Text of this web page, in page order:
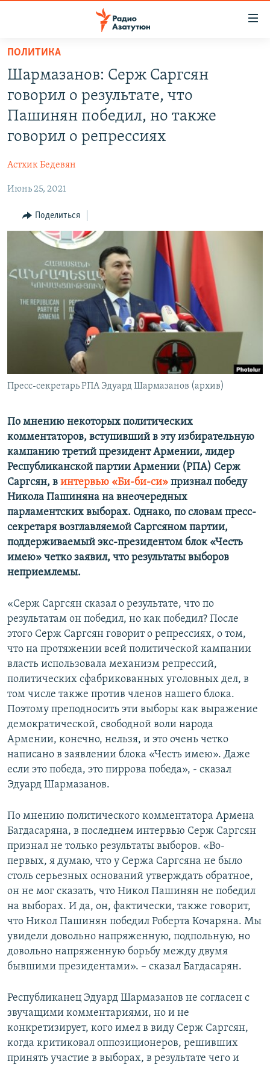
Перейти
основному
содержанию
Перейти
основной
Перейти
НОВОСТИ
ПОЛИТИКА
НАГОРНЫЙ КАРАБАХ
КУЛЬТУРА
СПОРТ
Հայերեն
English
Все сайты Радио Азатутюн
ПОЛИТИКА
Шармазанов: Серж Саргсян
говорил о результате, что
Пашинян победил, но также
говорил о репрессиях
Астхик Бедевян
Июнь 25, 2021
Поделиться
Пресс-секретарь РПА Эдуард Шармазанов (архив)
По мнению некоторых политических
комментаторов, вступивший в эту избирательную
кампанию третий президент Армении, лидер
Республиканской партии Армении (РПА) Серж
Саргсян, в интервью «Би-би-си» признал победу
Никола Пашиняна на внеочередных
парламентских выборах. Однако, по словам пресс-
секретаря возглавляемой Саргсяном партии,
поддерживаемый экс-президентом блок «Честь
имею» четко заявил, что результаты выборов
неприемлемы.
«Серж Саргсян сказал о результате, что по
результатам он победил, но как победил? После
этого Серж Саргсян говорит о репрессиях, о том,
что на протяжении всей политической кампании
власть использовала механизм репрессий,
политических сфабрикованных уголовных дел, в
том числе также против членов нашего блока.
Поэтому преподносить эти выборы как выражение
демократической, свободной воли народа
Армении, конечно, нельзя, и это очень четко
написано в заявлении блока «Честь имею». Даже
если это победа, это пиррова победа», - сказал
Эдуард Шармазанов.
По мнению политического комментатора Армена
Багдасаряна, в последнем интервью Серж Саргсян
признал не только результаты выборов. «Во-
первых, я думаю, что у Сержа Саргсяна не было
столь серьезных оснований утверждать обратное,
он не мог сказать, что Никол Пашинян не победил
на выборах. И да, он, фактически, также говорит,
что Никол Пашинян победил Роберта Кочаряна. Мы
увидели довольно напряженную, подпольную, но
довольно напряженную борьбу между двумя
бывшими президентами». – сказал Багдасарян.
Республиканец Эдуард Шармазанов не согласен с
звучащими комментариями, но и не
конкретизирует, кого имел в виду Серж Саргсян,
когда критиковал оппозиционеров, решивших
принять участие в выборах, в результате чего и